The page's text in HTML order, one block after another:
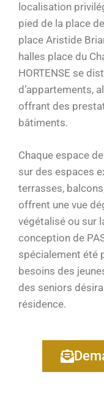
localisation
pied de la place
place Aristide
halles place du
HORTENSE se
d’appartements,
offrant des
bâtiments.
Chaque espace
sur des espaces
terrasses,
offrent une vue
végétalisé ou sur
conception de
spécialement été
besoins des
des seniors
résidence.